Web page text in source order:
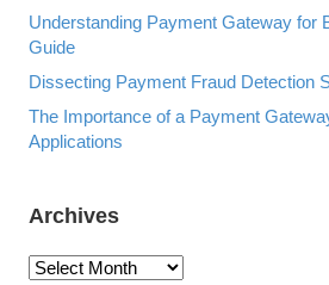
Understanding Payment Gateway for
Guide
Dissecting Payment Fraud Detection
The Importance of a Payment
Applications
Archives
A